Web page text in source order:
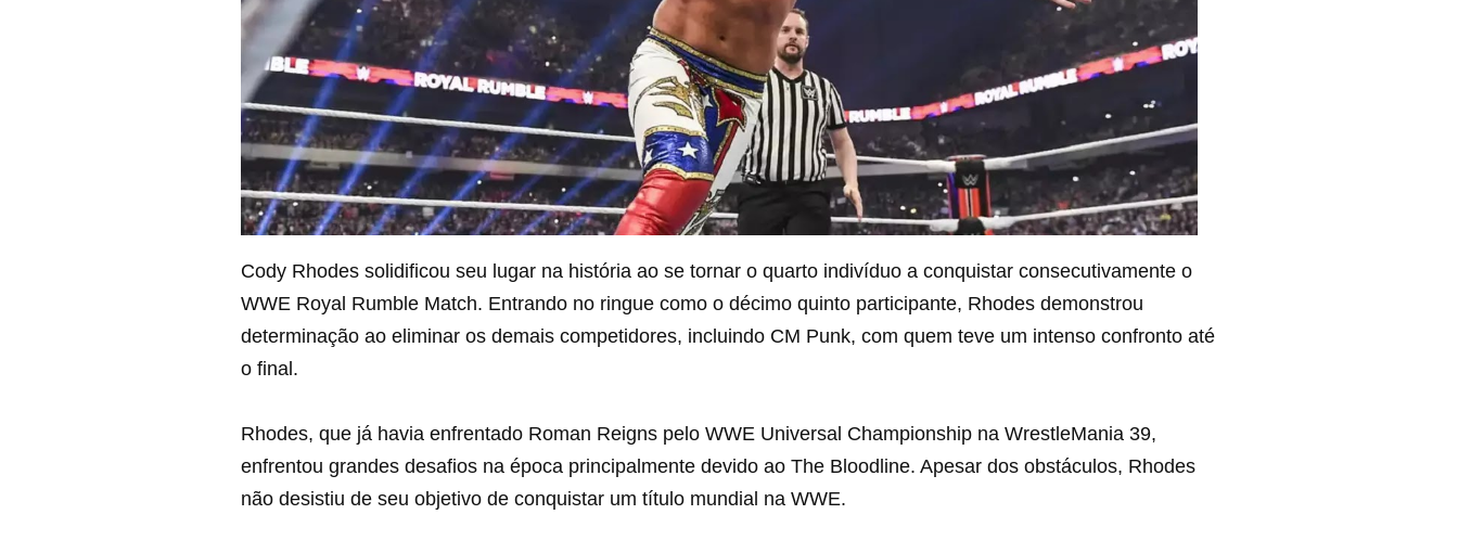
Cody Rhodes solidificou seu lugar na história ao se tornar o quarto indivíduo a conquistar consecutivamente o
WWE Royal Rumble Match. Entrando no ringue como o décimo quinto participante, Rhodes demonstrou
determinação ao eliminar os demais competidores, incluindo CM Punk, com quem teve um intenso confronto até
o final.
Rhodes, que já havia enfrentado Roman Reigns pelo WWE Universal Championship na WrestleMania 39,
enfrentou grandes desafios na época principalmente devido ao The Bloodline. Apesar dos obstáculos, Rhodes
não desistiu de seu objetivo de conquistar um título mundial na WWE.